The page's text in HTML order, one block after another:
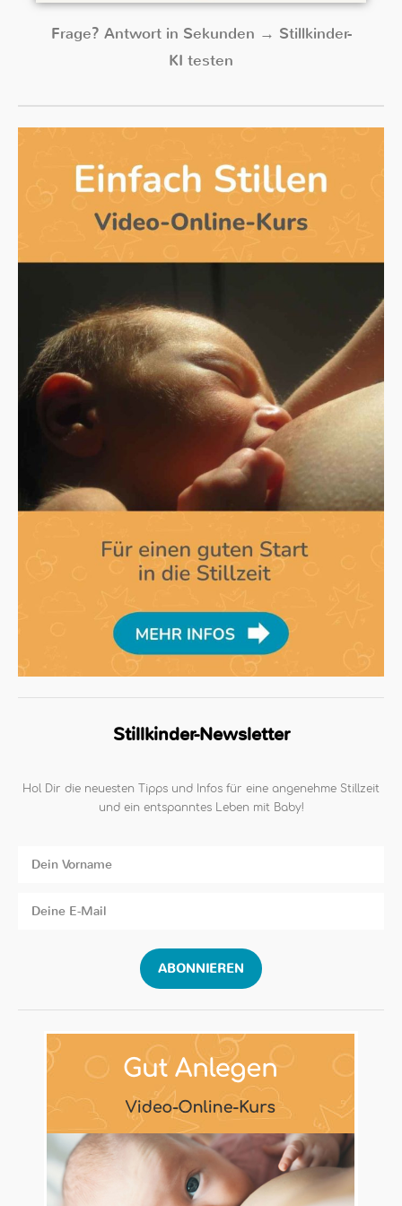
Frage? Antwort in Sekunden → Stillkinder-
KI testen
Stillkinder-Newsletter
Hol Dir die neuesten Tipps und Infos für eine angenehme Stillzeit
und ein entspanntes Leben mit Baby!
ABONNIEREN